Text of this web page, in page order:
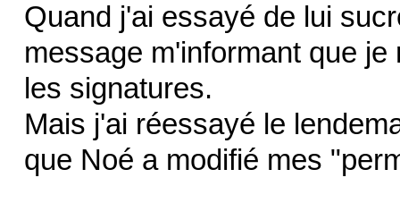
Quand j'ai essayé de lui
message m'informant que
les signatures.
Mais j'ai réessayé le
que Noé a modifié mes